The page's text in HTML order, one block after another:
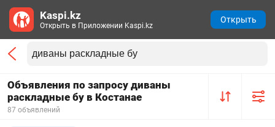
Объявления по запросу диваны
раскладные бу в Костанае
87 объявлений
Kaspi.kz
Открыть в Приложении Kaspi.kz
Открыть